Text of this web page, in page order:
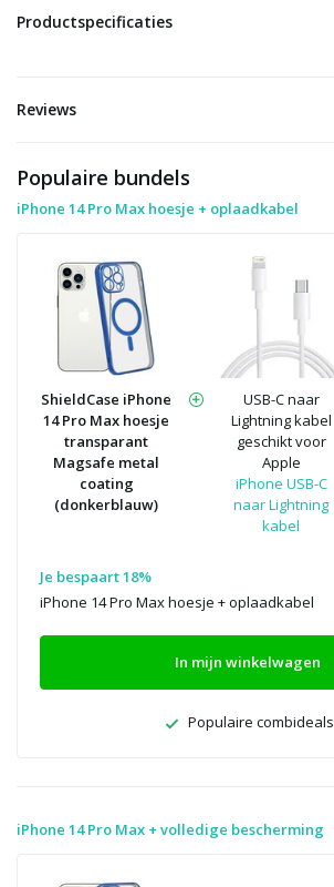
Productspecificaties
Reviews
Populaire bundels
iPhone 14 Pro Max hoesje + oplaadkabel
ShieldCase iPhone
14 Pro Max hoesje
transparant
Magsafe metal
coating
(donkerblauw)
USB-C naar
Lightning kabel
geschikt voor
Apple
iPhone USB-C
naar Lightning
kabel
Je bespaart 18%
iPhone 14 Pro Max hoesje + oplaadkabel
In mijn winkelwagen
Populaire combideals
iPhone 14 Pro Max + volledige bescherming